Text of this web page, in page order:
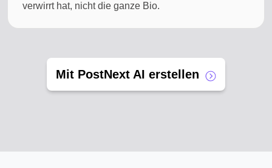
verwirrt hat, nicht die ganze Bio.
Mit PostNext AI erstellen